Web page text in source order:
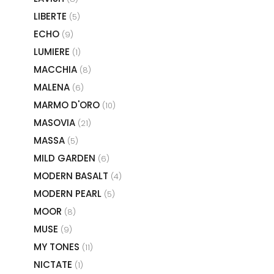
LIBERTE (5)
ECHO (9)
LUMIERE (1)
MACCHIA (8)
MALENA (6)
MARMO D'ORO (10)
MASOVIA (21)
MASSA (5)
MILD GARDEN (6)
MODERN BASALT (4)
MODERN PEARL (5)
MOOR (8)
MUSE (9)
MY TONES (11)
NICTATE (1)